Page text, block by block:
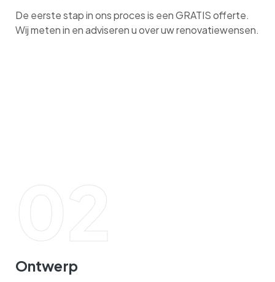
De eerste stap in ons proces is een GRATIS offerte.
Wij meten in en adviseren u over uw renovatiewensen.
02
Ontwerp